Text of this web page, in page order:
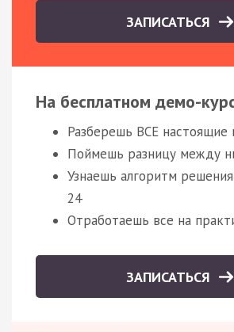
ЗАПИСАТЬСЯ
На бесплатном демо-
Разберешь ВСЕ настоящие
Поймешь разницу между
Узнаешь алгоритм
24
Отработаешь все на
ЗАПИСАТЬСЯ